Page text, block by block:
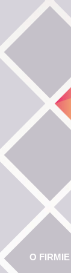
treści
O FIRMIE